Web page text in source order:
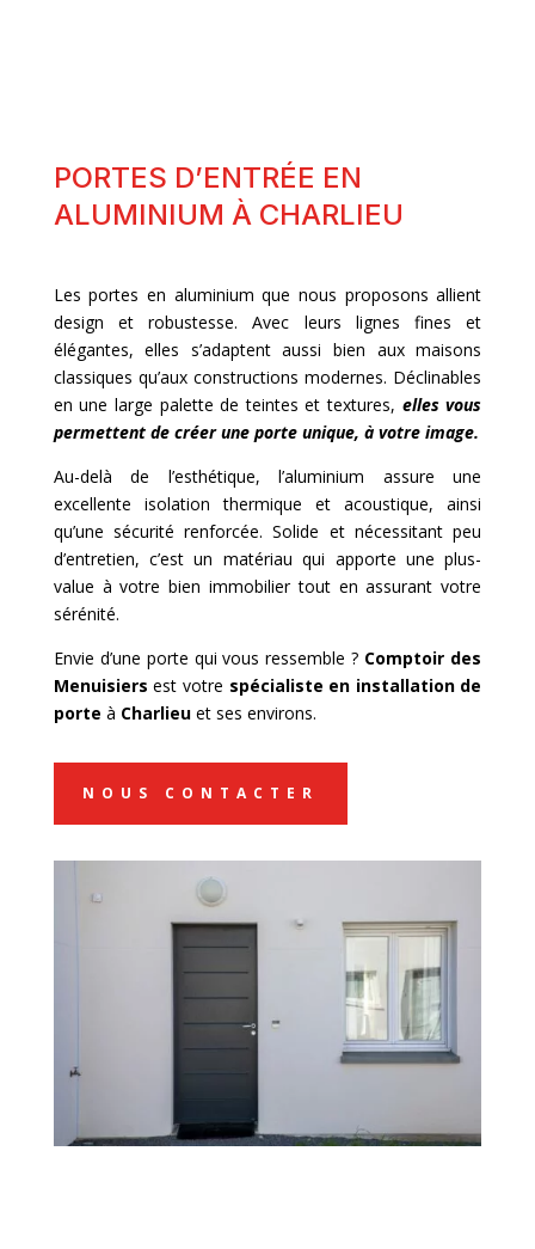
PORTES D’ENTRÉE EN
ALUMINIUM À CHARLIEU
Les portes en aluminium que nous proposons allient
design et robustesse. Avec leurs lignes fines et
élégantes, elles s’adaptent aussi bien aux maisons
classiques qu’aux constructions modernes. Déclinables
en une large palette de teintes et textures, elles vous
permettent de créer une porte unique, à votre image.
Au-delà de l’esthétique, l’aluminium assure une
excellente isolation thermique et acoustique, ainsi
qu’une sécurité renforcée. Solide et nécessitant peu
d’entretien, c’est un matériau qui apporte une plus-
value à votre bien immobilier tout en assurant votre
sérénité.
Envie d’une porte qui vous ressemble ? Comptoir des
Menuisiers est votre spécialiste en installation de
porte à Charlieuet ses environs.
NOUS CONTACTER